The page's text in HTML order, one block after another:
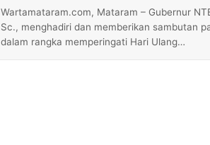
Wartamataram.com, Mataram – Gubernur
Sc., menghadiri dan memberikan sambutan
dalam rangka memperingati Hari Ulang…